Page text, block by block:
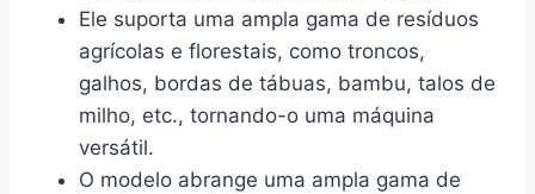
Ele suporta uma ampla gama de resíduos
agrícolas e florestais, como troncos,
galhos, bordas de tábuas, bambu, talos de
milho, etc., tornando-o uma máquina
versátil.
O modelo abrange uma ampla gama de